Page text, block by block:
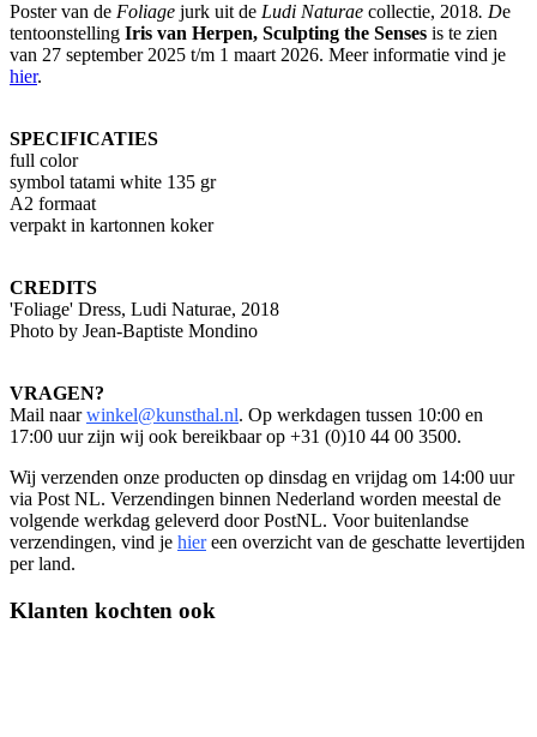
Poster van de Foliage jurk uit de Ludi Naturae collectie, 2018. De
tentoonstelling Iris van Herpen, Sculpting the Senses is te zien
van 27 september 2025 t/m 1 maart 2026. Meer informatie vind je
hier.
SPECIFICATIES
full color
symbol tatami white 135 gr
A2 formaat
verpakt in kartonnen koker
CREDITS
'Foliage' Dress, Ludi Naturae, 2018
Photo by Jean-Baptiste Mondino
VRAGEN?
Mail naarwinkel@kunsthal.nl. Op werkdagen tussen 10:00 en
17:00 uur zijn wij ook bereikbaar op +31 (0)10 44 00 3500.
Wij verzenden onze producten op dinsdag en vrijdag om 14:00 uur
via Post NL. Verzendingen binnen Nederland worden meestal de
volgende werkdag geleverd door PostNL. Voor buitenlandse
verzendingen, vind je hiereen overzicht van de geschatte levertijden
per land.
Klanten kochten ook